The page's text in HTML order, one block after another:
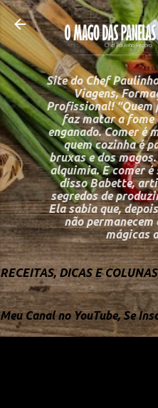
Site do Chef
Viagens,
Profissional! “Quem
faz matar a fome
enganado. Comer é
quem cozinha é
bruxas e dos
alquimia. E comer é
disso Babette,
segredos de
Ela sabia que,
não permanecem
mágicas
RECEITAS, DICAS E
Meu Canal no YouTube, Se